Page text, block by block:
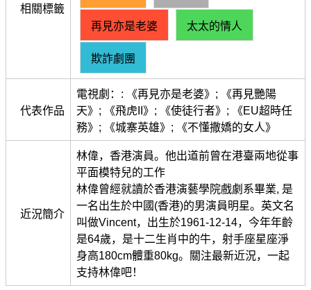
相關標籤
再見亦是老婆 太太的情人
欺詐劇團
代表作品
電視劇：: 《再見亦是老婆》; 《再見艷陽
天》; 《飛虎II》; 《使徒行者》; 《EU超時任
務》; 《城寨英雄》; 《不懂撒嬌的女人》
近況簡介
林偉，香港演員。他出道前曾在港臺兩地從事
平面模特兒的工作
林偉曾經就讀於香港演藝學院戲劇系畢業, 是
一名出生於中國(香港)的男演員明星。英文名
叫做Vincent，出生於1961-12-14，今年年齡
是64歲，是十二生肖中的牛，射手座星座淨
身高180cm體重80kg。關注最新近況，一起
支持林偉吧！